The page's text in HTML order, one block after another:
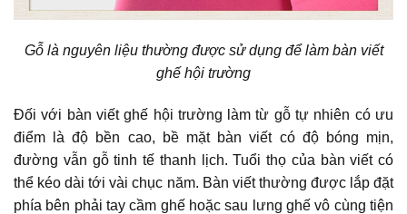
Gỗ là nguyên liệu thường được sử dụng để làm bàn viết
ghế hội trường
Đối với bàn viết ghế hội trường làm từ gỗ tự nhiên có ưu
điểm là độ bền cao, bề mặt bàn viết có độ bóng mịn,
đường vẫn gỗ tinh tế thanh lịch. Tuổi thọ của bàn viết có
thể kéo dài tới vài chục năm. Bàn viết thường được lắp đặt
phía bên phải tay cầm ghế hoặc sau lưng ghế vô cùng tiện